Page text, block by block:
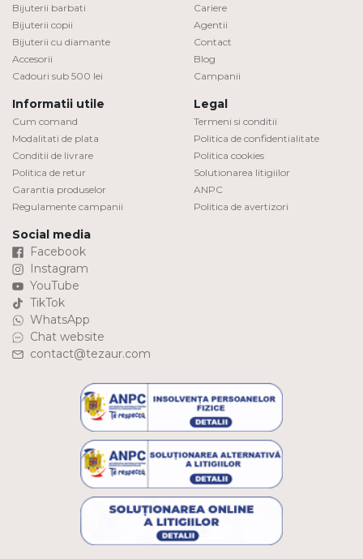
Bijuterii barbati
Bijuterii copii
Bijuterii cu diamante
Accesorii
Cadouri sub 500 lei
Cariere
Agentii
Contact
Blog
Campanii
Informatii utile
Cum comand
Modalitati de plata
Conditii de livrare
Politica de retur
Garantia produselor
Regulamente campanii
Legal
Termeni si conditii
Politica de confidentialitate
Politica cookies
Solutionarea litigiilor
ANPC
Politica de avertizori
Social media
Facebook
Instagram
YouTube
TikTok
WhatsApp
Chat website
contact@tezaur.com